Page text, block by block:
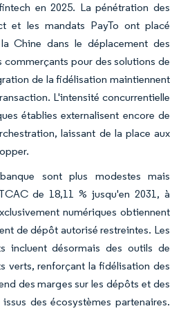
en 2025. La pénétration des
et les mandats PayTo ont placé
Chine dans le déplacement des
commerçants pour des solutions de
de la fidélisation maintiennent
L'intensité concurrentielle
établies externalisent encore de
laissant de la place aux
sont plus modestes mais
de 18,11 % jusqu'en 2031, à
numériques obtiennent
de dépôt autorisé restreintes. Les
incluent désormais des outils de
verts, renforçant la fidélisation des
des marges sur les dépôts et des
des écosystèmes partenaires.